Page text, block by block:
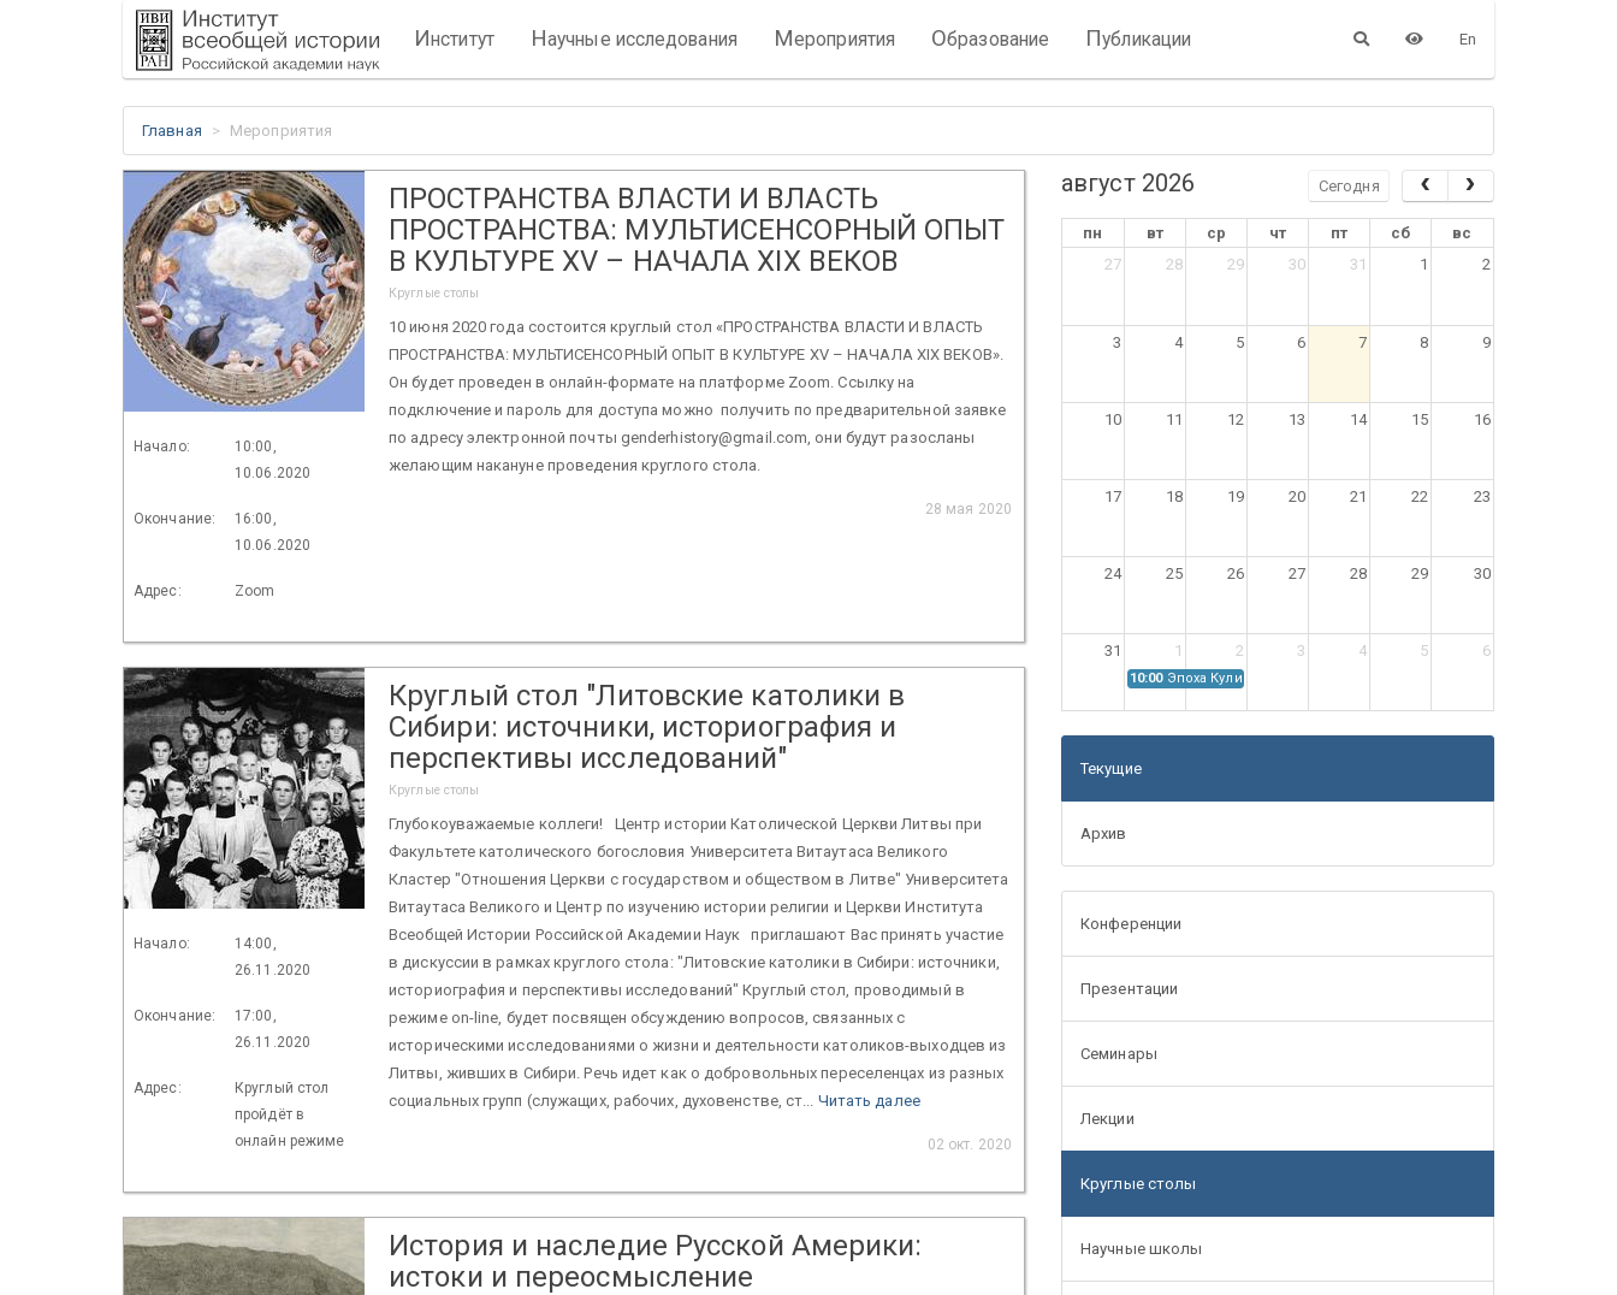
Институт Научные исследования Мероприятия Образование Публикации En
Главная Мероприятия
Начало:
10:00,
10.06.2020
Окончание:
16:00,
10.06.2020
Адрес: Zoom
ПРОСТРАНСТВА ВЛАСТИ И ВЛАСТЬ
ПРОСТРАНСТВА: МУЛЬТИСЕНСОРНЫЙ ОПЫТ
В КУЛЬТУРЕ XV – НАЧАЛА XIX ВЕКОВ
Круглые столы
10 июня 2020 года состоится круглый стол «ПРОСТРАНСТВА ВЛАСТИ И ВЛАСТЬ
ПРОСТРАНСТВА: МУЛЬТИСЕНСОРНЫЙ ОПЫТ В КУЛЬТУРЕ XV – НАЧАЛА XIX ВЕКОВ».
Он будет проведен в онлайн-формате на платформе Zoom. Ссылку на
подключение и пароль для доступа можно получить по предварительной заявке
по адресу электронной почты genderhistory@gmail.com, они будут разосланы
желающим накануне проведения круглого стола.
28 мая 2020
Начало:
14:00,
26.11.2020
Окончание:
17:00,
26.11.2020
Адрес:
Круглый стол
пройдёт в
онлайн режиме
Круглый стол "Литовские католики в
Сибири: источники, историография и
перспективы исследований"
Круглые столы
Глубокоуважаемые коллеги! Центр истории Католической Церкви Литвы при
Факультете католического богословия Университета Витаутаса Великого
Кластер "Отношения Церкви с государством и обществом в Литве" Университета
Витаутаса Великого и Центр по изучению истории религии и Церкви Института
Всеобщей Истории Российской Академии Наук приглашают Вас принять участие
в дискуссии в рамках круглого стола: "Литовские католики в Сибири: источники,
историография и перспективы исследований" Круглый стол, проводимый в
режиме on-line, будет посвящен обсуждению вопросов, связанных с
историческими исследованиями о жизни и деятельности католиков-выходцев из
Литвы, живших в Сибири. Речь идет как о добровольных переселенцах из разных
социальных групп (служащих, рабочих, духовенстве, ст... Читать далее
02 окт. 2020
История и наследие Русской Америки:
истоки и переосмысление
август 2026 Сегодня
пн вт ср чт пт сб
вс
27
28 29 30 31 1 2
3 4 5 6 7 8 9
10 11 12 13 14 15 16
17 18 19 20 21 22 23
24 25 26 27 28 29 30
31 1 2 3 4 5 6
10:00 Эпоха Куликовской битвы: Проблемы источниковедения
Текущие
Архив
Конференции
Презентации
Семинары
Лекции
Круглые столы
Научные школы